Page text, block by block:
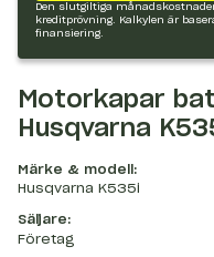
Den slutgiltiga
kreditprövning. Kalkylen är
finansiering.
Motorkapar
Husqvarna
Märke & modell:
Husqvarna K535i
Säljare:
Företag